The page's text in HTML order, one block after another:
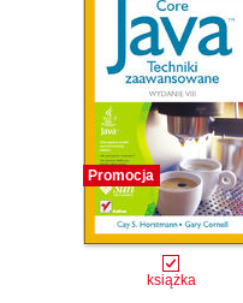
Promocja
książka